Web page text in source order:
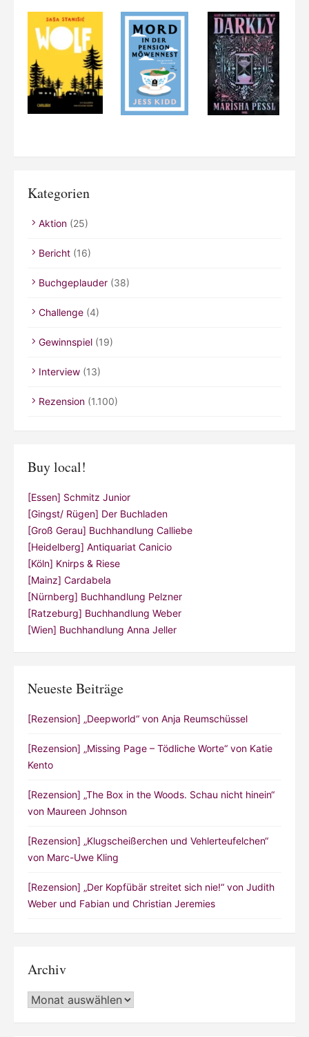
Kategorien
Aktion (25)
Bericht (16)
Buchgeplauder (38)
Challenge (4)
Gewinnspiel (19)
Interview (13)
Rezension (1.100)
Buy local!
[Essen] Schmitz Junior
[Gingst/ Rügen] Der Buchladen
[Groß Gerau] Buchhandlung Calliebe
[Heidelberg] Antiquariat Canicio
[Köln] Knirps & Riese
[Mainz] Cardabela
[Nürnberg] Buchhandlung Pelzner
[Ratzeburg] Buchhandlung Weber
[Wien] Buchhandlung Anna Jeller
Neueste Beiträge
[Rezension] „Deepworld“ von Anja Reumschüssel
[Rezension] „Missing Page – Tödliche Worte“ von Katie
Kento
[Rezension] „The Box in the Woods. Schau nicht hinein“
von Maureen Johnson
[Rezension] „Klugscheißerchen und Vehlerteufelchen“
von Marc-Uwe Kling
[Rezension] „Der Kopfübär streitet sich nie!“ von Judith
Weber und Fabian und Christian Jeremies
Archiv
Archiv